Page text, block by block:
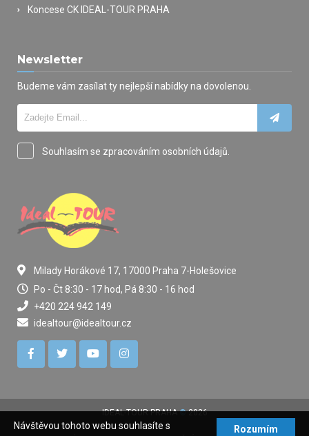
Rozumím
Návštěvou tohoto webu souhlasíte s
Koncese CK IDEAL-TOUR PRAHA
Newsletter
Budeme vám zasílat ty nejlepší nabídky na dovolenou.
Souhlasím se zpracováním osobních údajů.
Milady Horákové 17, 17000 Praha 7-Holešovice
Po - Čt 8:30 - 17 hod, Pá 8:30 - 16 hod
+420 224 942 149
idealtour@idealtour.cz
IDEAL-TOUR PRAHA©2026